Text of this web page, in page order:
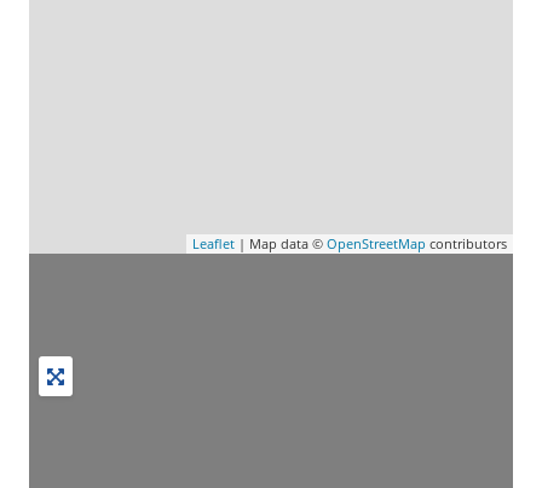
Leaflet | Map data © OpenStreetMap contributors